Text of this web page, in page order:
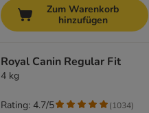
Zum Warenkorb
hinzufügen
Royal Canin Regular Fit
4 kg
Rating: 4.7/5 (1034)